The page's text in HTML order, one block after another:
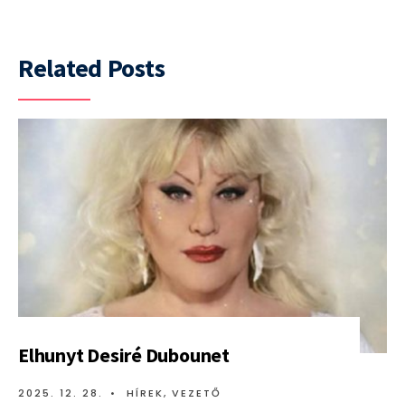
Related Posts
Elhunyt Desiré Dubounet
2025. 12. 28. • HÍREK, VEZETŐ